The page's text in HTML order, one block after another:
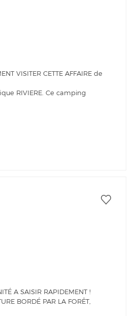
VISITER CETTE AFFAIRE de
RIVIERE. Ce camping
A SAISIR RAPIDEMENT !
BORDÉ PAR LA FORÊT,